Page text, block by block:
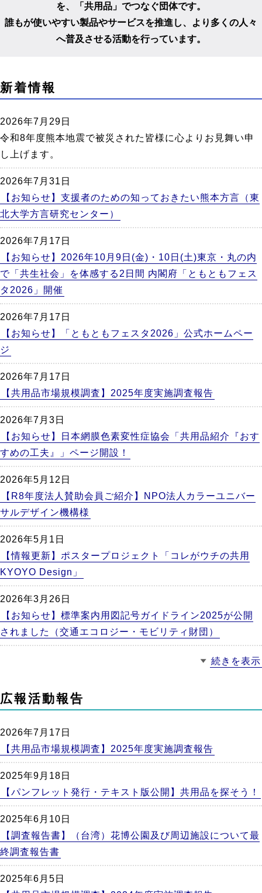
を、
「共用品」でつなぐ団体です。
誰もが使いやすい製品やサービスを推進し、
より多くの人々
へ普及させる活動を行っています。
こ
こ
ら
新着情報
2026年7月29日
令和8年度熊本地震で被災された皆様に心よりお見舞い申
し上げます。
2026年7月31日
【お知らせ】支援者のための知っておきたい熊本方言（東
北大学方言研究センター）
2026年7月17日
【お知らせ】2026年10月9日(金)・10日(土)東京・丸の内
で「共生社会」を体感する2日間 内閣府「ともともフェス
タ2026」開催
2026年7月17日
【お知らせ】「ともともフェスタ2026」公式ホームペー
ジ
2026年7月17日
【共用品市場規模調査】2025年度実施調査報告
2026年7月3日
【お知らせ】日本網膜色素変性症協会「共用品紹介『おす
すめの工夫』」ページ開設！
2026年5月12日
【R8年度法人賛助会員ご紹介】NPO法人カラーユニバー
サルデザイン機構様
2026年5月1日
【情報更新】ポスタープロジェクト「コレがウチの共用
KYOYO Design」
2026年3月26日
【お知らせ】標準案内用図記号ガイドライン2025が公開
されました（交通エコロジー・モビリティ財団）
続きを表示
広報活動報告
2026年7月17日
【共用品市場規模調査】2025年度実施調査報告
2025年9月18日
【パンフレット発行・テキスト版公開】共用品を探そう！
2025年6月10日
【調査報告書】（台湾）花博公園及び周辺施設について最
終調査報告書
2025年6月5日